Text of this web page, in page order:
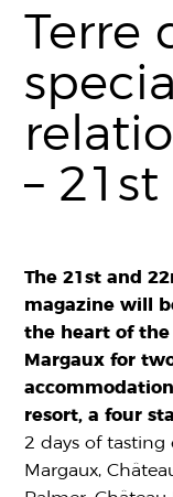
Terre
–
The 21st and
magazine will
the heart of
Margaux for
resort, a four
2 days of tasting
Margaux,